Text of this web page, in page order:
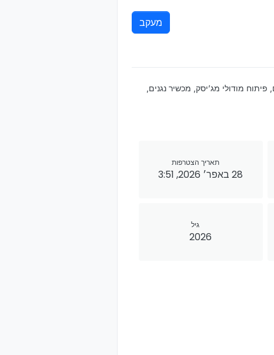
מעקב
מודולי מג’יסק, מכשיר נגנים,
תאריך הצטרפות
28 באפר׳ 2026, 3:51
גיל
2026